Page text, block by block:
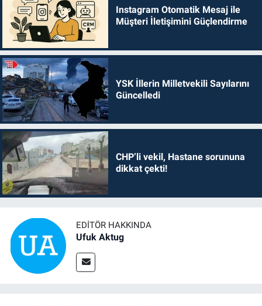
Instagram Otomatik Mesaj ile
Müşteri İletişimini Güçlendirme
YSK İllerin Milletvekili Sayılarını
Güncelledi
CHP’li vekil, Hastane sorununa
dikkat çekti!
EDITÖR HAKKINDA
Ufuk Aktug